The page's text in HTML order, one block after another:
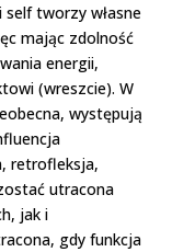
tworzy własne
mając zdolność
energii,
(wreszcie). W
występują
retrofleksja,
utracona
jak i
gdy funkcja